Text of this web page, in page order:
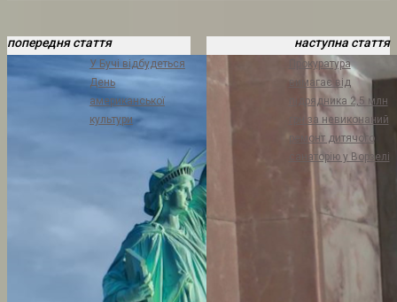
попередня стаття
У Бучі відбудеться
День
американської
культури
наступна стаття
Прокуратура
вимагає від
підрядника 2,5 млн
грн за невиконаний
ремонт дитячого
санаторію у Ворзелі